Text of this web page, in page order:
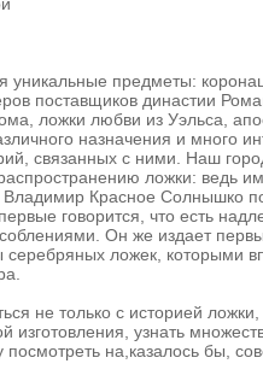
уникальные предметы:
поставщиков династии
ложки любви из Уэльса,
назначения и много
связанных с ними. Наш
ложки: ведь
Владимир Красное Солнышко
говорится, что есть
Он же издает
серебряных ложек, которыми
не только с историей
изготовления, узнать
на,казалось бы,